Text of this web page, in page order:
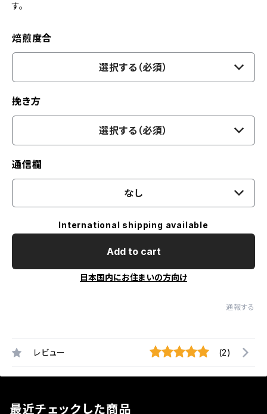
す。
焙煎度合
選択する（必須）
挽き方
選択する（必須）
通信欄
なし
International shipping available
Add to cart
日本国内にお住まいの方向け
通報する
レビュー (2)
最近チェックした商品